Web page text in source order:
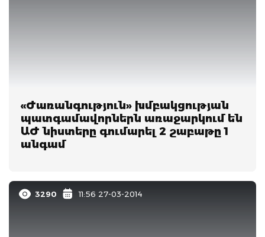
«Ժառանգություն» խմբակցության
պատգամավորներն առաջարկում են
ԱԺ նիստերը գումարել 2 շաբաթը 1
անգամ
3290 11:56 27-03-2014